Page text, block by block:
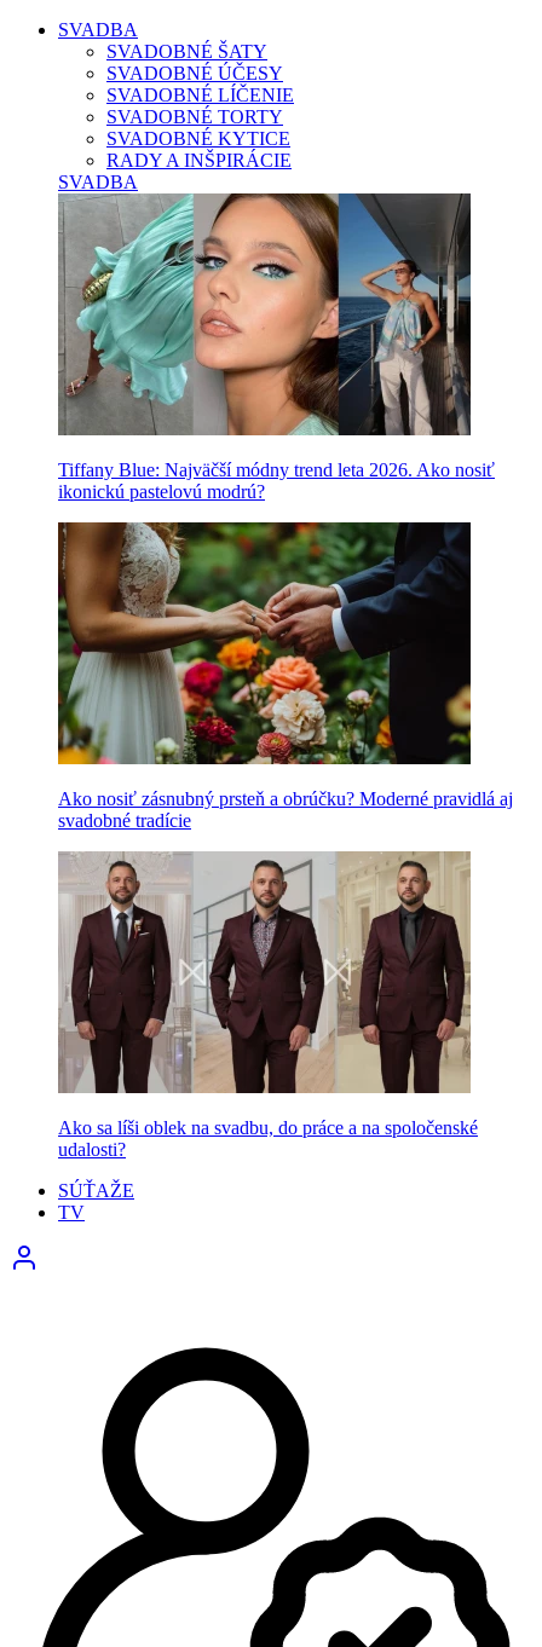
SVADBA
SVADOBNÉ ŠATY
SVADOBNÉ ÚČESY
SVADOBNÉ LÍČENIE
SVADOBNÉ TORTY
SVADOBNÉ KYTICE
RADY A INŠPIRÁCIE
SVADBA
Tiffany Blue: Najväčší módny trend leta 2026. Ako nosiť
ikonickú pastelovú modrú?
Ako nosiť zásnubný prsteň a obrúčku? Moderné pravidlá aj
svadobné tradície
Ako sa líši oblek na svadbu, do práce a na spoločenské
udalosti?
SÚŤAŽE
TV